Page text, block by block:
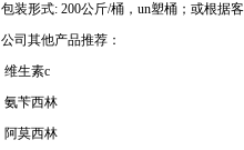
包装形式: 200公斤/桶，un塑桶；或根据
公司其他产品推荐：
维生素c
氨苄西林
阿莫西林